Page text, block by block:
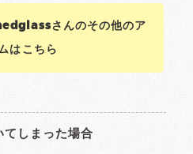
さんのその他のア
はこちら
しまった場合